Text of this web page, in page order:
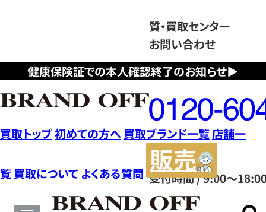
健康保険証での本人確認終了のお知らせ▶
質・買取センター
お問い合わせ
フ
リ
ー
ダ
イ
ヤ
ル
0120604117
受付時間 / 9:00～
買取トップ初めての方へ 買取ブランド一覧店舗一
覧 買取について よくある質問
サ